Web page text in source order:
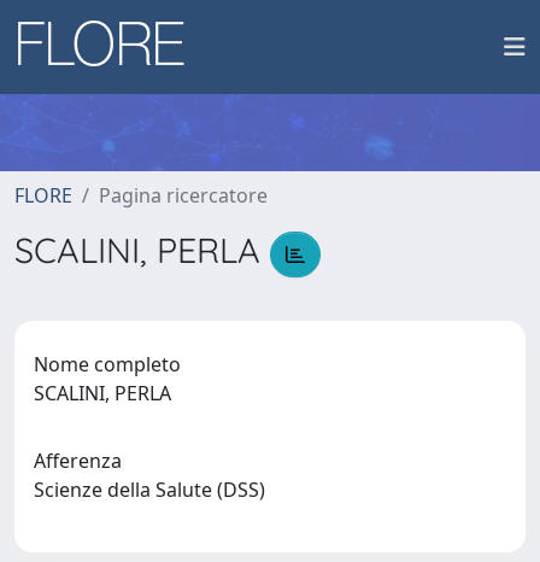
FLORE Pagina ricercatore
SCALINI, PERLA
Nome completo
SCALINI, PERLA
Afferenza
Scienze della Salute (DSS)